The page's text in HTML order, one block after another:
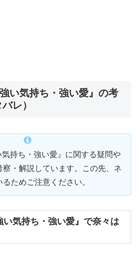
い気持ち・強い愛』の考
レ）
持ち・強い愛』に関する疑問や
・解説しています。この先、ネ
ためご注意ください。
い気持ち・強い愛』で奈々は